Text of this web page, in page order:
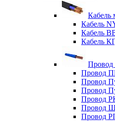
Кабель
Кабель
Кабель
Кабель
Провод
Провод
Провод
Провод
Провод
Провод